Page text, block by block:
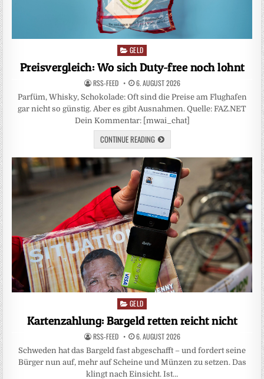
Posted
in
GELD
Preisvergleich: Wo sich Duty-free noch lohnt
RSS-FEED 6. AUGUST 2026
Parfüm, Whisky, Schokolade: Oft sind die Preise am Flughafen
gar nicht so günstig. Aber es gibt Ausnahmen. Quelle: FAZ.NET
Dein Kommentar: [mwai_chat]
CONTINUE READING
Posted
GELD
Kartenzahlung: Bargeld retten reicht nicht
RSS-FEED 6. AUGUST 2026
Schweden hat das Bargeld fast abgeschafft – und fordert seine
Bürger nun auf, mehr auf Scheine und Münzen zu setzen. Das
klingt nach Einsicht. Ist…